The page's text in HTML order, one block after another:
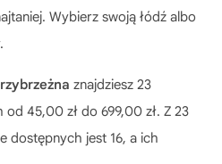
Wybierz swoją łódź albo
znajdziesz 23
45,00 zł do 699,00 zł. Z 23
dostępnych jest 16, a ich